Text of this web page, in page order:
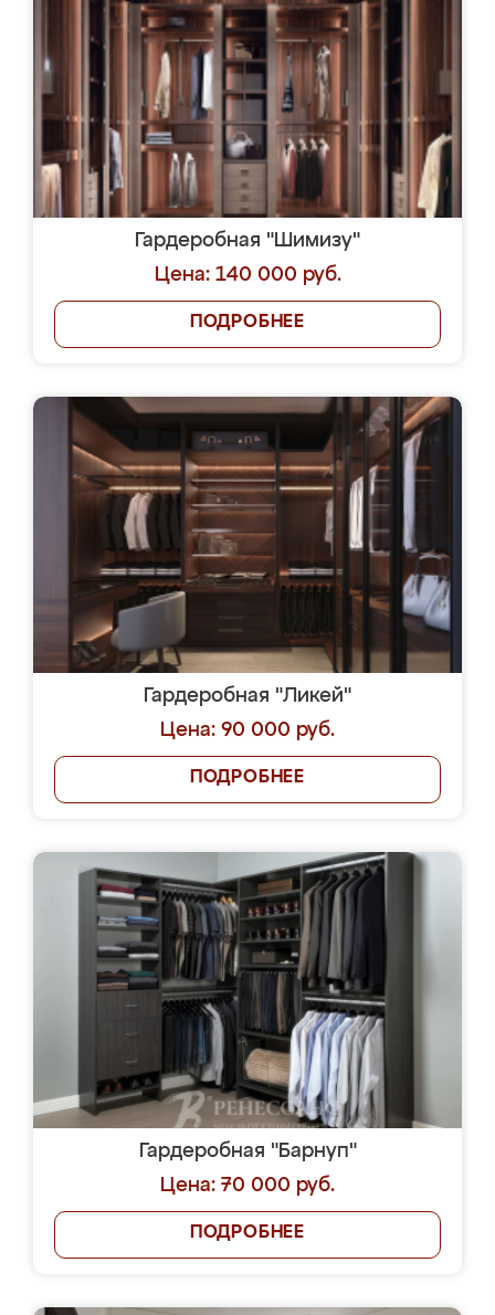
Гардеробная "Шимизу"
Цена: 140 000 руб.
ПОДРОБНЕЕ
Гардеробная "Ликей"
Цена: 90 000 руб.
ПОДРОБНЕЕ
Гардеробная "Барнуп"
Цена: 70 000 руб.
ПОДРОБНЕЕ